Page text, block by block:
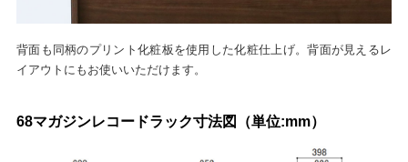
背面も同柄のプリント化粧板を使用した化粧仕上げ。背面が見えるレ
イアウトにもお使いいただけます。
68マガジンレコードラック寸法図（単位:mm）